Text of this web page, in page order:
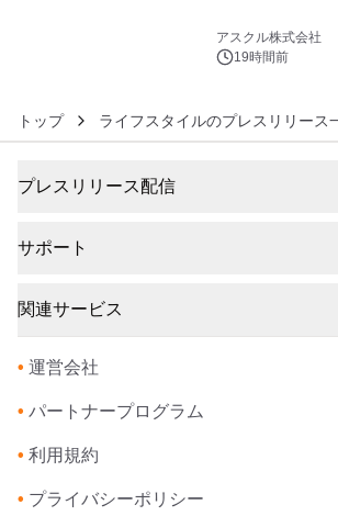
アスクル株式会社
19時間前
トップ ライフスタイルのプレスリリース
プレスリリース配信
サポート
関連サービス
• 運営会社
• パートナープログラム
• 利用規約
• プライバシーポリシー